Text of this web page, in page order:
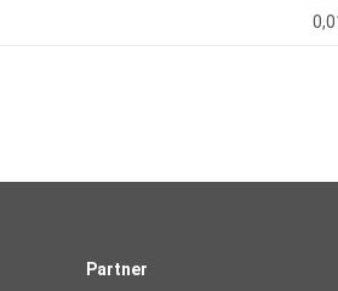
Partner